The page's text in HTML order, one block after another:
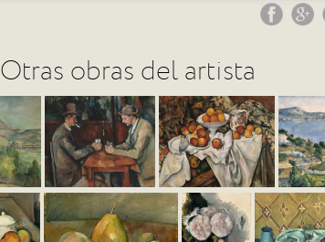
Otras obras del artista